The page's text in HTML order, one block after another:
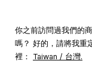
你之前訪問過我們的
嗎？ 好的，請將我重
裡： Taiwan / 台灣.